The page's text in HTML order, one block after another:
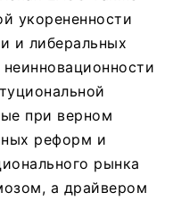
укорененности
и либеральных
при верном
реформ и
рынка
а драйвером